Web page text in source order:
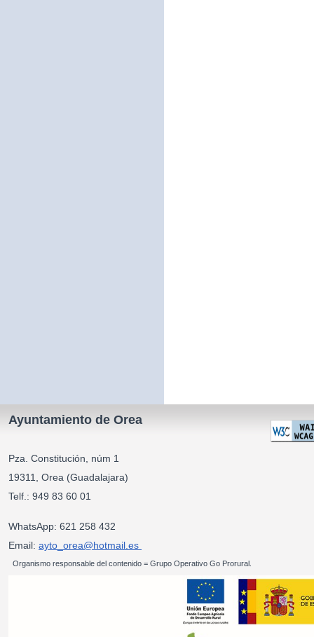
Ayuntamiento de Orea
Pza. Constitución, núm 1
19311, Orea (Guadalajara)
Telf.: 949 83 60 01
WhatsApp: 621 258 432
Email: ayto_orea@hotmail.es
Organismo responsable del contenido = Grupo Operativo Go Prorural.